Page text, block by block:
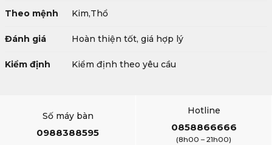
Theo mệnh Kim,Thổ
Đánh giá Hoàn thiện tốt, giá hợp lý
Kiểm định Kiểm định theo yêu cầu
Số máy bàn
0988388595
Hotline
0858866666
(8h00 – 21h00)